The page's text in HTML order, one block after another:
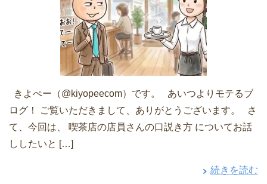
きよぺー（@kiyopeecom）です。 あいつよりモテるブ
ログ！ ご覧いただきまして、ありがとうございます。 さ
て、今回は、 喫茶店の店員さんの口説き方 についてお話
ししたいと […]
続きを読む